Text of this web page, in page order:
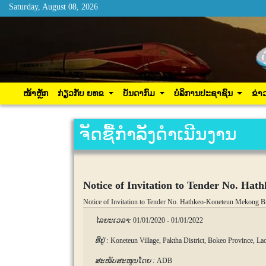
Saturday, August 08, 2026
ໜ້າຫຼັກ ກ່ຽວກັບ ຍທຂ ບັນດາກົມ ບໍລິການ
Saturday, August 08, 2026
ໜ້າຫຼັກ ກ່ຽວກັບ ຍທຂ ບັນດາກົມ ບໍລິການປະຊາຊົນ ຂ່າ
ຈັດຊື້ກຳລັງດຳເນີນງານ
Notice of Invitation to Tender No.
Notice of Invitation to Tender No. Hathkeo-Koneteun Mekong
ໄລຍະເວລາ: 01/01/2020 - 01/01/2022
ທີ່ຢູ່ : Koneteun Village, Paktha District, Bokeo Province,
ສະໜັບສະໜູນໂດຍ : ADB